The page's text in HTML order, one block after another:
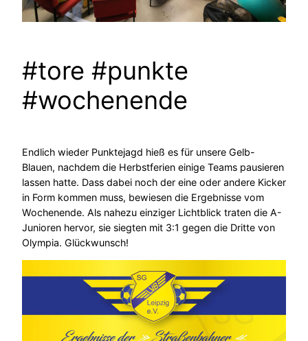
#tore #punkte
#wochenende
Endlich wieder Punktejagd hieß es für unsere Gelb-
Blauen, nachdem die Herbstferien einige Teams pausieren
lassen hatte. Dass dabei noch der eine oder andere Kicker
in Form kommen muss, bewiesen die Ergebnisse vom
Wochenende. Als nahezu einziger Lichtblick traten die A-
Junioren hervor, sie siegten mit 3:1 gegen die Dritte von
Olympia. Glückwunsch!